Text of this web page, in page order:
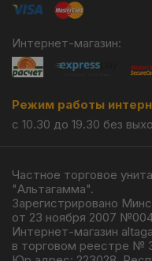
Интернет-магазин:
Режим работы
с 10.30 до 19.30 без
Частное торговое
"Альтагамма".
Зарегистрировано
от 23 ноября 2007
Интернет-магазин
в торговом реестре №